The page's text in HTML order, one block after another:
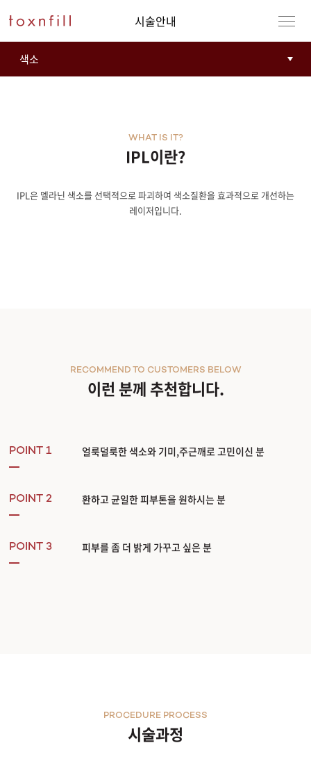
강남본점
구리점
목동점
남자
시술안내
IPL이란?
WHAT IS IT?
IPL은 멜라닌 색소를 선택적으로 파괴하여 색소질환을 효과적으로 개선하는
레이저입니다.
이런 분께 추천합니다.
RECOMMEND TO CUSTOMERS BELOW
POINT 1 얼룩덜룩한 색소와 기미,주근깨로 고민이신 분
POINT 2 환하고 균일한 피부톤을 원하시는 분
POINT 3 피부를 좀 더 밝게 가꾸고 싶은 분
시술과정
PROCEDURE PROCESS